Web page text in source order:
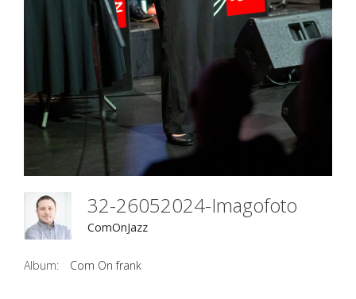
32-26052024-Imagofoto
ComOnJazz
Album: Com On frank